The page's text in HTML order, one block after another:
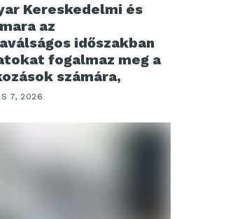
Kereskedelmi és
az
időszakban
fogalmaz meg a
számára,
7, 2026